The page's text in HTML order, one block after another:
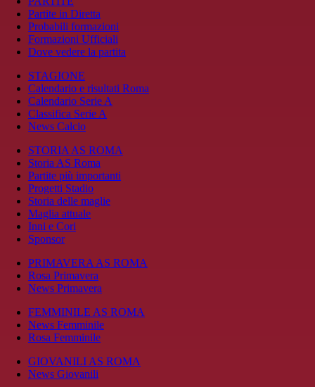
Partite in Diretta
Probabili formazioni
Formazioni Ufficiali
Dove vedere la partita
STAGIONE
Calendario e risultati Roma
Calendario Serie A
Classifica Serie A
News Calcio
STORIA AS ROMA
Storia AS Roma
Partite più importanti
Progetti Stadio
Storia delle maglie
Maglia attuale
Inni e Cori
Sponsor
PRIMAVERA AS ROMA
Rosa Primavera
News Primavera
FEMMINILE AS ROMA
News Femminile
Rosa Femminile
GIOVANILI AS ROMA
News Giovanili